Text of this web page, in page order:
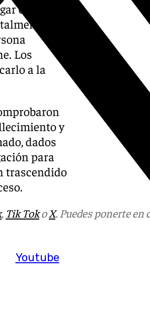
Youtube
de
Los
a la
y
dados
para
trascendido
, Tik TokoX. Puedes ponerte